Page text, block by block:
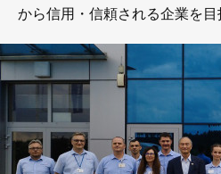
から信用・信頼される企業を